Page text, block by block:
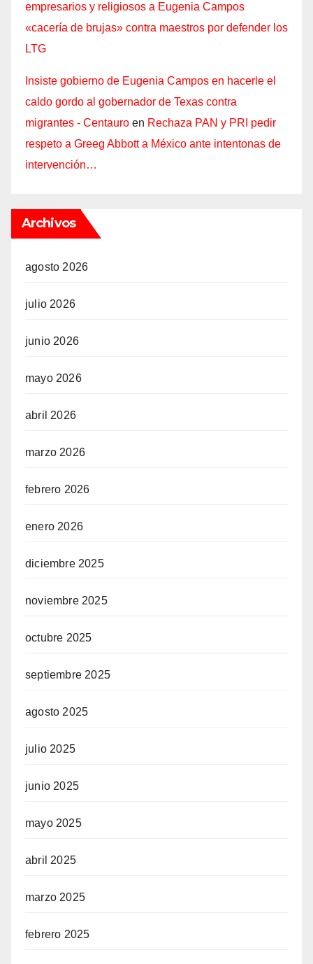
empresarios y religiosos a Eugenia Campos
«cacería de brujas» contra maestros por defender los
LTG
Insiste gobierno de Eugenia Campos en hacerle el
caldo gordo al gobernador de Texas contra
migrantes - Centauro en Rechaza PAN y PRI pedir
respeto a Greeg Abbott a México ante intentonas de
intervención…
Archivos
agosto 2026
julio 2026
junio 2026
mayo 2026
abril 2026
marzo 2026
febrero 2026
enero 2026
diciembre 2025
noviembre 2025
octubre 2025
septiembre 2025
agosto 2025
julio 2025
junio 2025
mayo 2025
abril 2025
marzo 2025
febrero 2025